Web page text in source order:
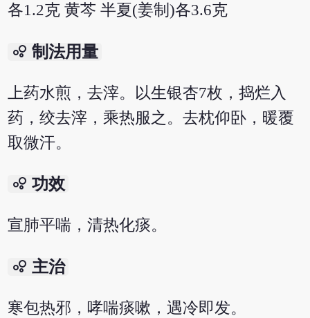
各1.2克 黄芩 半夏(姜制)各3.6克
bubble_chart 制法用量
上药水煎，去滓。以生银杏7枚，捣烂入
药，绞去滓，乘热服之。去枕仰卧，暖覆
取微汗。
bubble_chart 功效
宣肺平喘，清热化痰。
bubble_chart 主治
寒包热邪，哮喘痰嗽，遇冷即发。